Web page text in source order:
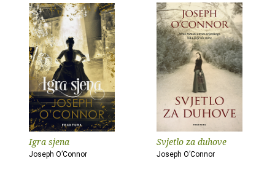
Igra sjena
Joseph O’Connor
Svjetlo za duhove
Joseph O’Connor